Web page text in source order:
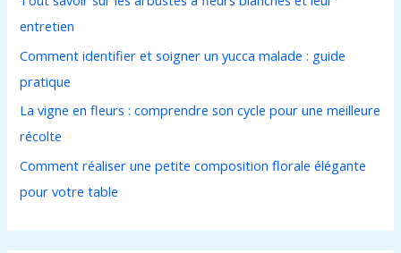
e
r
:
entretien
Comment identifier et soigner un yucca malade : guide
pratique
La vigne en fleurs : comprendre son cycle pour une meilleure
récolte
Comment réaliser une petite composition florale élégante
pour votre table